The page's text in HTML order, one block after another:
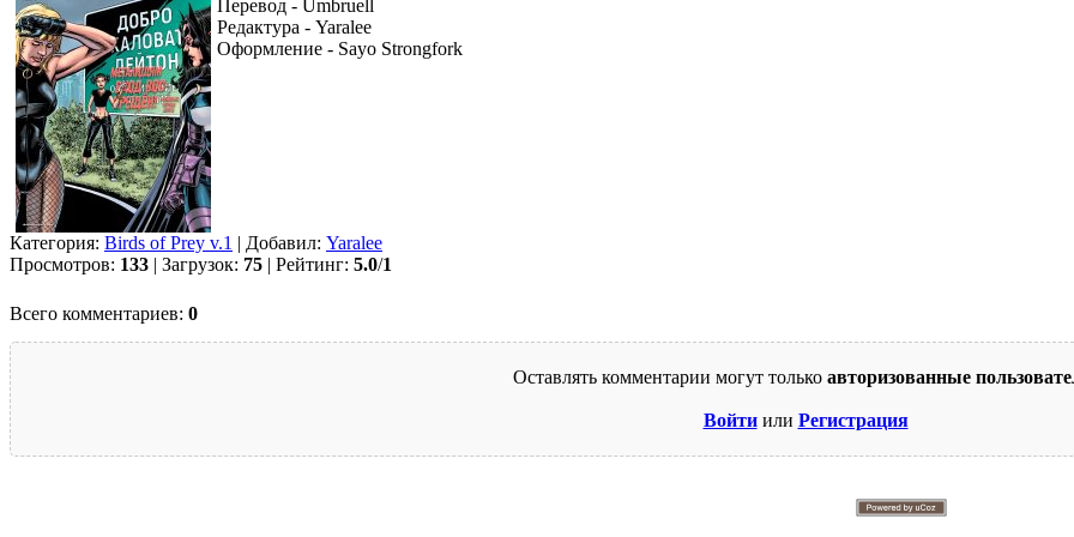
Перевод - Umbruell
Редактура - Yaralee
Оформление - Sayo Strongfork
Категория: Birds of Prey v.1 | Добавил: Yaralee
Просмотров: 133 | Загрузок: 75 | Рейтинг: 5.0/1
Всего комментариев: 0
Оставлять комментарии могут только авторизованные
Войтиили Регистрация